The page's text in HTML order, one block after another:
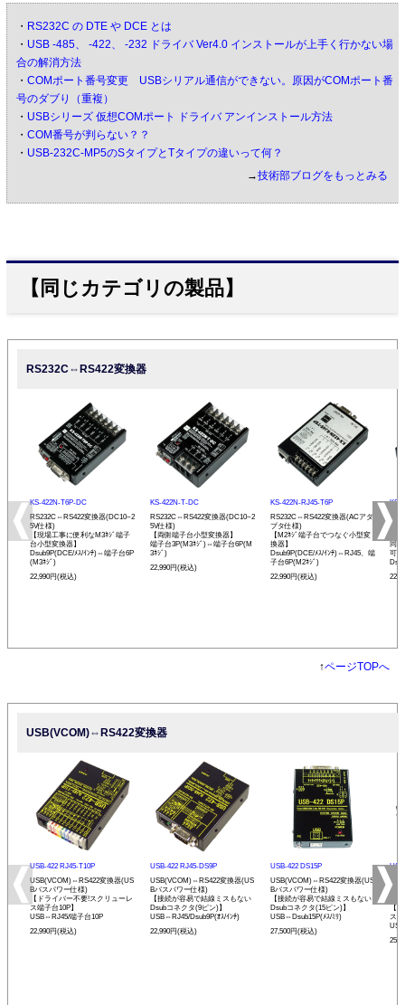
・ RS232C の DTE や DCE とは
・ USB -485、 -422、 -232 ドライバ Ver4.0 インストールが上手く行かない場
合の解消方法
・ COMポート番号変更 USBシリアル通信ができない。原因がCOMポート番
号のダブり（重複）
・ USBシリーズ 仮想COMポート ドライバ アンインストール方法
・ COM番号が判らない？？
・ USB-232C-MP5のSタイプとTタイプの違いって何？
→技術部ブログをもっとみる
【同じカテゴリの製品】
RS232C⇔RS422変換器
KS-422N-T6P-DC
RS232C⇔RS422変換器(DC10~2
5V仕様)
【現場工事に便利なM3ﾈｼﾞ端子
台小型変換器】
Dsub9P(DCE/ﾒｽ/ｲﾝﾁ)⇔端子台6P
(M3ﾈｼﾞ)
22,990円(税込)
KS-422N-T-DC
RS232C⇔RS422変換器(DC10~2
5V仕様)
【両側端子台小型変換器】
端子台3P(M3ﾈｼﾞ)⇔端子台6P(M
3ﾈｼﾞ)
22,990円(税込)
KS-422N-RJ45-T6P
RS232C⇔RS422変換器(ACアダ
プタ仕様)
【M2ﾈｼﾞ端子台でつなぐ小型変
換器】
Dsub9P(DCE/ﾒｽ/ｲﾝﾁ)⇔RJ45、端
子台6P(M2ﾈｼﾞ)
22,990円(税込)
KS-
プ
同
可
↑ページTOPへ
USB(VCOM)⇔RS422変換器
USB-422 RJ45-T10P
USB(VCOM)⇔RS422変換器(US
Bバスパワー仕様)
【ドライバー不要!スクリューレ
ス端子台10P】
USB⇔RJ45/端子台10P
22,990円(税込)
USB-422 RJ45-DS9P
USB(VCOM)⇔RS422変換器(US
Bバスパワー仕様)
【接続が容易で結線ミスもない
Dsubコネクタ(9ピン)】
USB⇔RJ45/Dsub9P(ｵｽ/ｲﾝﾁ)
22,990円(税込)
USB-422 DS15P
USB(VCOM)⇔RS422変換器(US
Bバスパワー仕様)
【接続が容易で結線ミスもない
Dsubコネクタ(15ピン)】
USB⇔Dsub15P(ﾒｽ/ﾐﾘ)
27,500円(税込)
Bバ
【
ス